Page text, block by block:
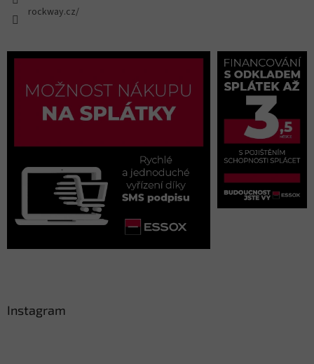
rockway.cz/
Instagram